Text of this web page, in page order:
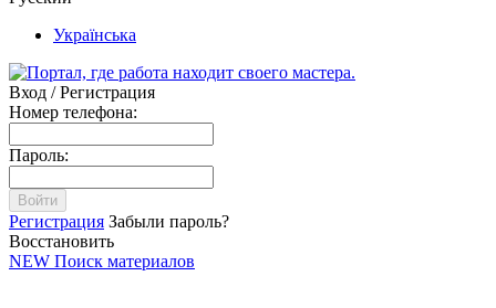
Українська
Вход / Регистрация
Номер телефона:
Пароль:
Войти
Регистрация Забыли пароль?
Восстановить
NEW Поиск материалов